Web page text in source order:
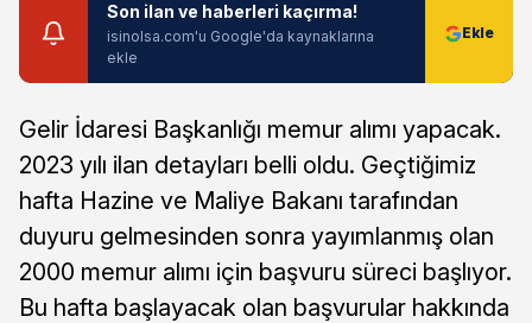
Son ilan ve haberleri kaçırma!
isinolsa.com'u Google'da kaynaklarına
ekle
Gelir İdaresi Başkanlığı memur alımı yapacak.
2023 yılı ilan detayları belli oldu. Geçtiğimiz
hafta Hazine ve Maliye Bakanı tarafından
duyuru gelmesinden sonra yayımlanmış olan
2000 memur alımı için başvuru süreci başlıyor.
Bu hafta başlayacak olan başvurular hakkında